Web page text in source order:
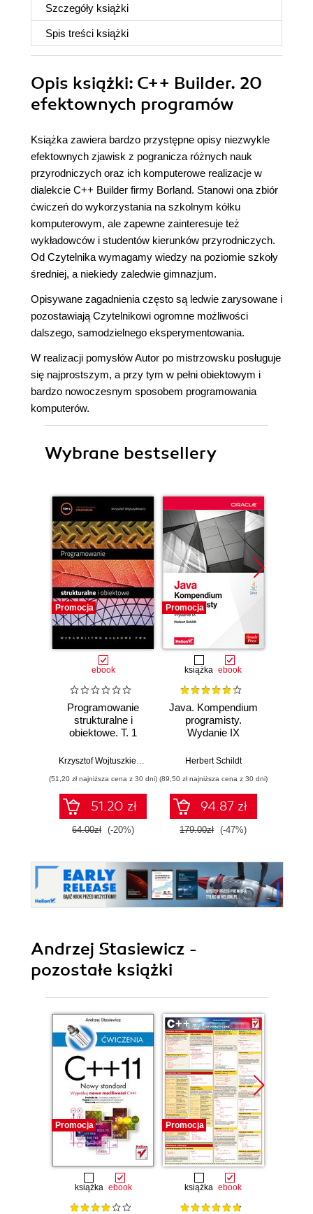
Szczegóły książki
Spis treści książki
Opis książki: C++ Builder. 20
efektownych programów
Książka zawiera bardzo przystępne opisy niezwykle
efektownych zjawisk z pogranicza różnych nauk
przyrodniczych oraz ich komputerowe realizacje w
dialekcie C++ Builder firmy Borland. Stanowi ona zbiór
ćwiczeń do wykorzystania na szkolnym kółku
komputerowym, ale zapewne zainteresuje też
wykładowców i studentów kierunków przyrodniczych.
Od Czytelnika wymagamy wiedzy na poziomie szkoły
średniej, a niekiedy zaledwie gimnazjum.
Opisywane zagadnienia często są ledwie zarysowane i
pozostawiają Czytelnikowi ogromne możliwości
dalszego, samodzielnego eksperymentowania.
W realizacji pomysłów Autor po mistrzowsku posługuje
się najprostszym, a przy tym w pełni obiektowym i
bardzo nowoczesnym sposobem programowania
komputerów.
Wybrane bestsellery
Promocja
ebook
Programowanie
strukturalne i
obiektowe. T. 1
(51,20 zł najniższa cena z 30 dni)
51.20 zł
64.00zł (-20%)
Promocja
książka ebook
Java. Kompendium
programisty.
Wydanie IX
Herbert Schildt
(89,50 zł najniższa cena z 30 dni)
94.87 zł
179.00zł (-47%)
Andrzej Stasiewicz -
pozostałe książki
Promocja
książka ebook
Promocja
książka ebook